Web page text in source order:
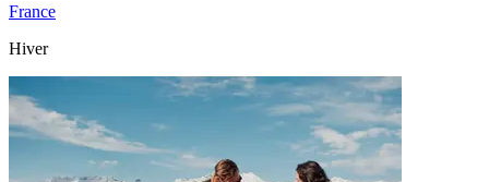
France
Hiver